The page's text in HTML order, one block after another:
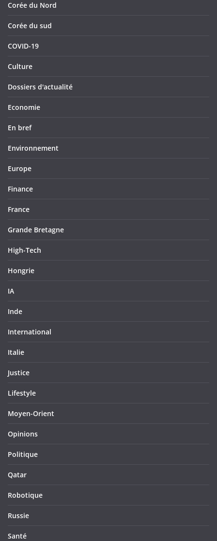
Corée du Nord
Corée du sud
COVID-19
Culture
Dossiers d'actualité
Economie
En bref
Environnement
Europe
Finance
France
Grande Bretagne
High-Tech
Hongrie
IA
Inde
International
Italie
Justice
Lifestyle
Moyen-Orient
Opinions
Politique
Qatar
Robotique
Russie
Santé